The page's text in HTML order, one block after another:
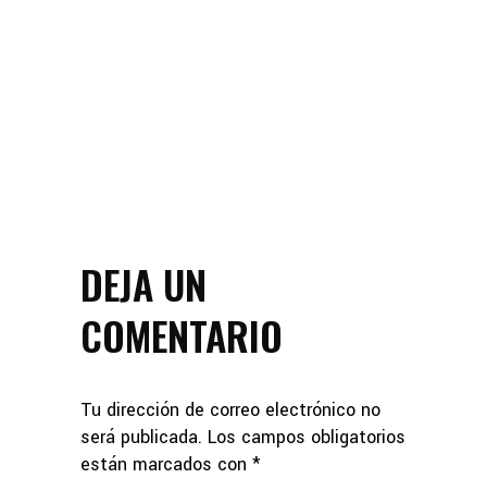
DEJA UN
COMENTARIO
Tu dirección de correo electrónico no
será publicada. Los campos obligatorios
están marcados con *